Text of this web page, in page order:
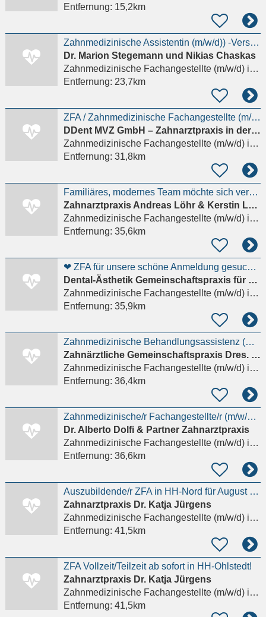
Entfernung: 15,2km
Zahnmedizinische Assistentin (m/w/d)) -Verstärke unser Team!
Dr. Marion Stegemann und Nikias Chaskas
Zahnmedizinische Fachangestellte (m/w/d)in Bad Oldesloe
Entfernung: 23,7km
ZFA / Zahnmedizinische Fachangestellte (m/w/d)
DDent MVZ GmbH – Zahnarztpraxis in der Landratsvilla
Zahnmedizinische Fachangestellte (m/w/d)in Bad Segeberg
Entfernung: 31,8km
Familiäres, modernes Team möchte sich vergrößern und sucht Zahnmedizinische Fachangestellte
Zahnarztpraxis Andreas Löhr & Kerstin Löhr
Zahnmedizinische Fachangestellte (m/w/d)in Großhansdorf
Entfernung: 35,6km
❤ ZFA für unsere schöne Anmeldung gesucht❤
Dental-Ästhetik Gemeinschaftspraxis für Zahnheilkunde
Zahnmedizinische Fachangestellte (m/w/d)in Großhansdorf
Entfernung: 35,9km
Zahnmedizinische Behandlungsassistenz (m/w/d) Teilzeit nachmittags (14-18/19 Uhr )
Zahnärztliche Gemeinschaftspraxis Dres. H.-M. Gunia und M. Bansen
Zahnmedizinische Fachangestellte (m/w/d)in Ahrensburg
Entfernung: 36,4km
Zahnmedizinische/r Fachangestellte/r (m/w/d) in Teilzeit gesucht
Dr. Alberto Dolfi & Partner Zahnarztpraxis
Zahnmedizinische Fachangestellte (m/w/d)in Ahrensburg
Entfernung: 36,6km
Auszubildende/r ZFA in HH-Nord für August 2026
Zahnarztpraxis Dr. Katja Jürgens
Zahnmedizinische Fachangestellte (m/w/d)in Hamburg
Entfernung: 41,5km
ZFA Vollzeit/Teilzeit ab sofort in HH-Ohlstedt!
Zahnarztpraxis Dr. Katja Jürgens
Zahnmedizinische Fachangestellte (m/w/d)in Hamburg
Entfernung: 41,5km